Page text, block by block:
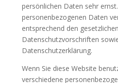
persönlichen Daten sehr
personenbezogenen Daten
entsprechend den gesetzlichen
Datenschutzvorschriften
Datenschutzerklärung.
Wenn Sie diese Website
verschiedene